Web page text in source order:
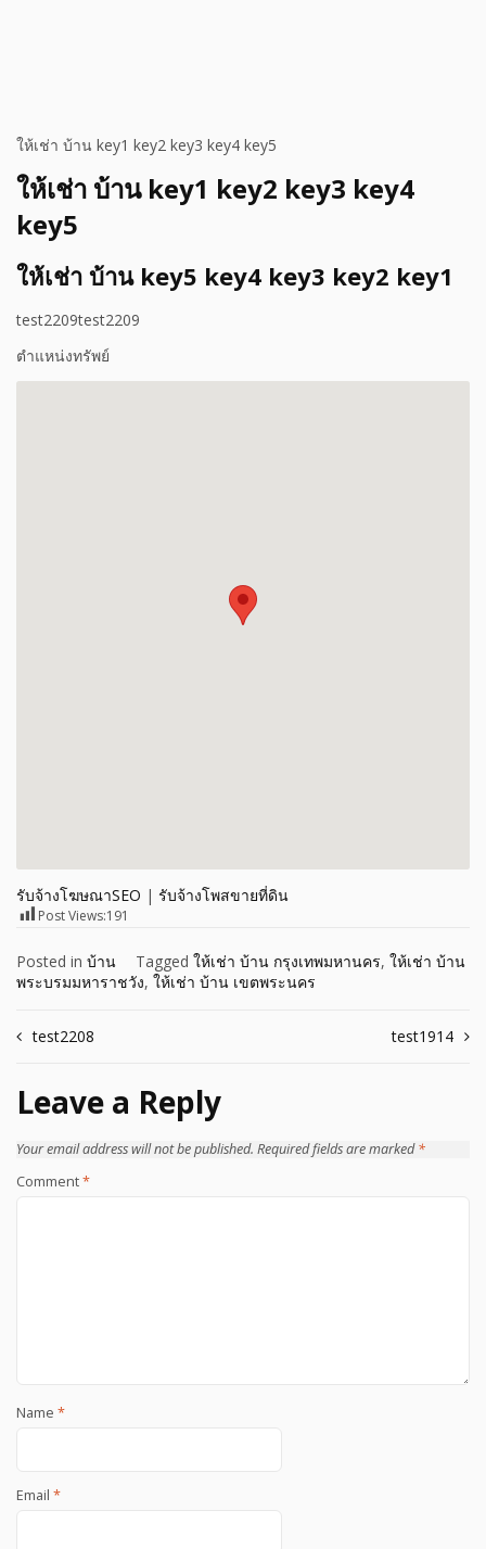
ให้เช่า บ้าน key1 key2 key3 key4 key5
ให้เช่า บ้าน key1 key2 key3 key4
key5
ให้เช่า บ้าน key5 key4 key3 key2 key1
test2209test2209
ตำแหน่งทรัพย์
รับจ้างโฆษณาSEO | รับจ้างโพสขายที่ดิน
Post Views:191
Posted in บ้าน Tagged ให้เช่า บ้าน กรุงเทพมหานคร, ให้เช่า บ้าน
พระบรมมหาราชวัง, ให้เช่า บ้าน เขตพระนคร
Post
test2208 test1914
Leave a Reply
Your email address will not be published. Required fields are marked*
Comment*
Name *
Email *